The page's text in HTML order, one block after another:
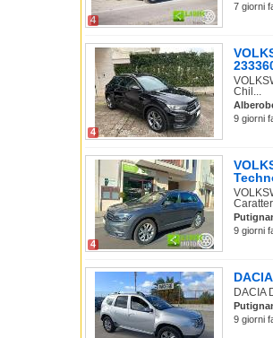
4
7 giorni
4
Chil...
9 giorni
4
9 giorni
DACIA
9 giorni